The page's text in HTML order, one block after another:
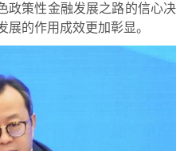
政策性金融发展之路的信心决
展的作用成效更加彰显。